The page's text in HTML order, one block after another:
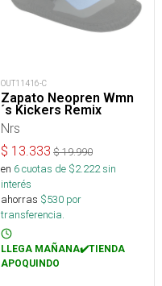
OUT11416-C
Zapato Neopren Wmn
´s Kickers Remix
Nrs
$ 13.333 $19.990
en 6cuotas de $2.222sin
interés
ahorras $530 por
transferencia.
LLEGA MAÑANA✔️TIENDA
APOQUINDO